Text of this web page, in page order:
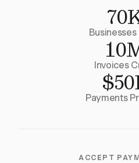
Businesses
Invoices
Payments
ACCEPT